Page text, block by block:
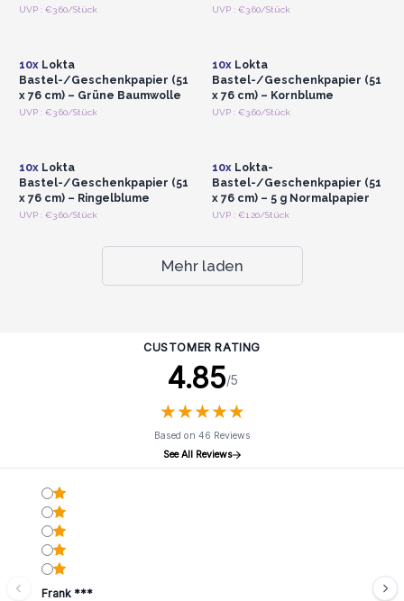
UVP : €3.60/Stück UVP : €3.60/Stück
Anmelden oder
10xLokta
Bastel-/Geschenkpapier (51
x 76 cm) – Grüne Baumwolle
UVP : €3.60/Stück
Anmelden oder
10xLokta
Bastel-/Geschenkpapier (51
x 76 cm) – Kornblume
UVP : €3.60/Stück
Anmelden oder
10xLokta
Bastel-/Geschenkpapier (51
x 76 cm) – Ringelblume
UVP : €3.60/Stück
Anmelden oder
10xLokta-
Bastel-/Geschenkpapier (51
x 76 cm) – 5 g Normalpapier
UVP : €1.20/Stück
Mehr laden
CUSTOMER RATING
4.85/5
★★★★★
★★★★★
Based on 46 Reviews
See All Reviews
Frank ***